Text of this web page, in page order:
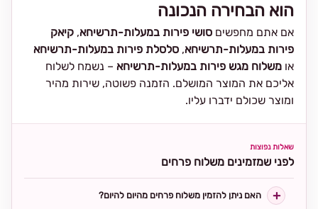
הוא הבחירה הנכונה
אם אתם מחפשים סושי פירות במעלות-תרשיחא, קיאק
פירות במעלות-תרשיחא, סלסלת פירות במעלות-תרשיחא
או משלוח מגש פירות במעלות-תרשיחא – נשמח לשלוח
אליכם את המוצר המושלם. הזמנה פשוטה, שירות מהיר
ומוצר שכולם ידברו עליו.
שאלות נפוצות
לפני שמזמינים משלוח פרחים
האם ניתן להזמין משלוח פרחים מהיום להיום?